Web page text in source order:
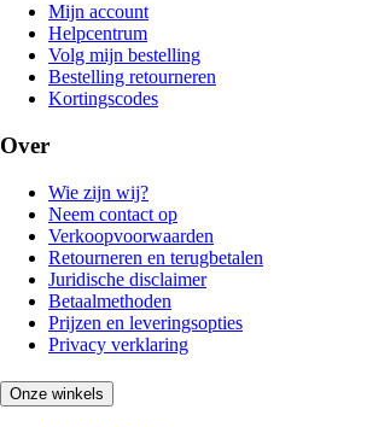
Mijn account
Helpcentrum
Volg mijn bestelling
Bestelling retourneren
Kortingscodes
Over
Wie zijn wij?
Neem contact op
Verkoopvoorwaarden
Retourneren en terugbetalen
Juridische disclaimer
Betaalmethoden
Prijzen en leveringsopties
Privacy verklaring
Onze winkels